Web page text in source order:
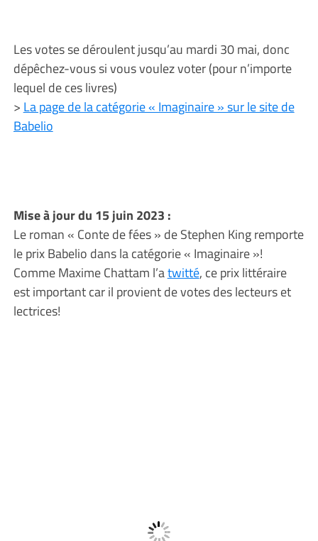
Les votes se déroulent jusqu’au mardi 30 mai, donc
dépêchez-vous si vous voulez voter (pour n’importe
lequel de ces livres)
> La page de la catégorie « Imaginaire » sur le site de
Babelio
Mise à jour du 15 juin 2023 :
Le roman « Conte de fées » de Stephen King remporte
le prix Babelio dans la catégorie « Imaginaire »!
Comme Maxime Chattam l’atwitté, ce prix littéraire
est important car il provient de votes des lecteurs et
lectrices!